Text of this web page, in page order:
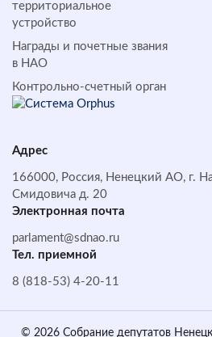
территориальное
устройство
Награды и почетные звания
в НАО
Контрольно-счетный орган
Адрес
166000, Россия, Ненецкий АО, г.
Смидовича д. 20
Электронная почта
parlament@sdnao.ru
Тел. приемной
8 (818-53) 4-20-11
© 2026 Собрание депутатов